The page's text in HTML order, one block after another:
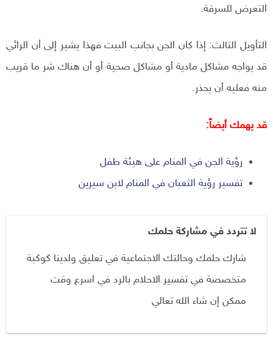
التعرض للسرقة.
التأويل الثالث: إذا كان الجن بجانب البيت فهذا يشير إلى أن الرائي
قد يواجه مشاكل مادية أو مشاكل صحية أو أن هناك شر ما قريب
منه فعليه أن يحذر.
قد يهمك أيضاً:
رؤية الجن في المنام على هيئة طفل
تفسير رؤية الثعبان في المنام لابن سيرين
لا تتردد في مشاركة حلمك
شارك حلمك وحالتك الاجتماعية في تعليق ولدينا كوكبة
متخصصة في تفسير الاحلام بالرد في اسرع وقت
ممكن إن شاء الله تعالي